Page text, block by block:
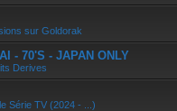
sur Goldorak
- 70'S - JAPAN ONLY
Derives
Série TV (2024 - ...)